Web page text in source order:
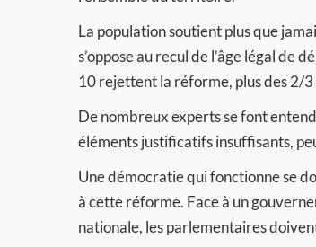
La population soutient plus que
s’oppose au recul de l’âge légal de
10 rejettent la réforme, plus des 2/
De nombreux experts se font
éléments justificatifs insuffisants,
Une démocratie qui fonctionne se
à cette réforme. Face à un
nationale, les parlementaires